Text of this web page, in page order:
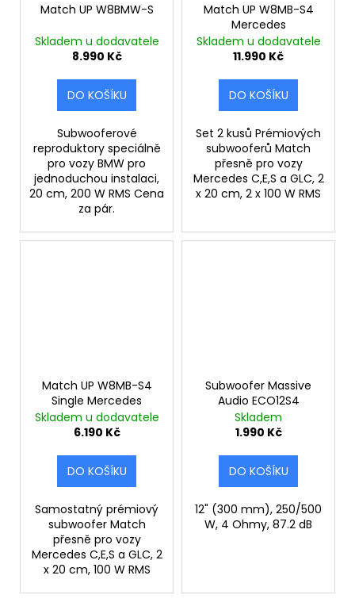
Match UP W8BMW-S
Skladem u dodavatele
8.990 Kč
DO KOŠÍKU
Subwooferové
reproduktory speciálně
pro vozy BMW pro
jednoduchou instalaci,
20 cm, 200 W RMS Cena
za pár.
Match UP W8MB-S4
Mercedes
Skladem u dodavatele
11.990 Kč
DO KOŠÍKU
Set 2 kusů Prémiových
subwooferů Match
přesně pro vozy
Mercedes C,E,S a GLC, 2
x 20 cm, 2 x 100 W RMS
Match UP W8MB-S4
Single Mercedes
Skladem u dodavatele
6.190 Kč
DO KOŠÍKU
Samostatný prémiový
subwoofer Match
přesně pro vozy
Mercedes C,E,S a GLC, 2
x 20 cm, 100 W RMS
Subwoofer Massive
Audio ECO12S4
Skladem
1.990 Kč
DO KOŠÍKU
12" (300 mm), 250/500
W, 4 Ohmy, 87.2 dB